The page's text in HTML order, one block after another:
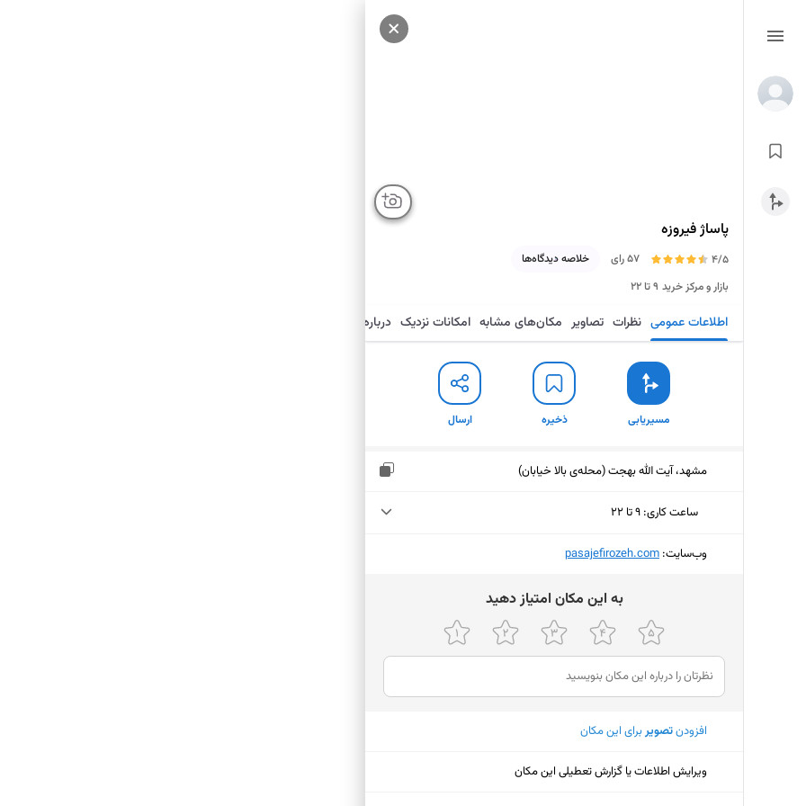
پاساژ فیروزه
4/5 57 رای
خلاصه دیدگاه‌ها
بازار و مرکز خرید ۹ تا ۲۲
اطلاعات عمومی نظرات تصاویر مکان‌های مشابه امکانات نزدیک درباره
مسیریابی ذخیره ارسال
مشهد، آیت الله بهجت (محله‌ی بالا خیابان)
ساعت کاری: ۹ تا ۲۲
دوشنبه (امروز)
پنجشنبه
۹ تا ۲۲
جمعه
۹ تا ۱۳:۳۰
شنبه
یکشنبه
وب‌سایت: ‎pasajefirozeh.com
ﺑﻪ اﯾﻦ ﻣﮑﺎن اﻣﺘﯿﺎز دﻫﯿﺪ
افزودنتصویربرای این مکان
ویرایش اطلاعات یا گزارش تعطیلی این مکان